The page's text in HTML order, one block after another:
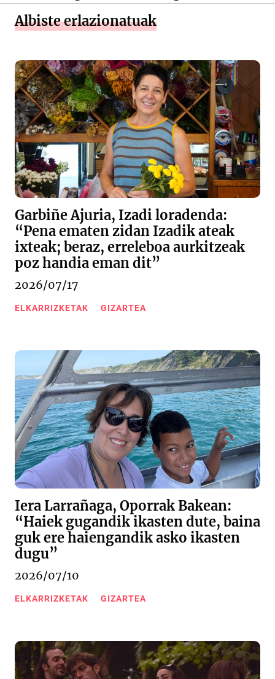
Albiste erlazionatuak
Garbiñe Ajuria, Izadi loradenda:
“Pena ematen zidan Izadik ateak
ixteak; beraz, erreleboa aurkitzeak
poz handia eman dit”
2026/07/17
ELKARRIZKETAK GIZARTEA
Iera Larrañaga, Oporrak Bakean:
“Haiek gugandik ikasten dute, baina
guk ere haiengandik asko ikasten
dugu”
2026/07/10
ELKARRIZKETAK GIZARTEA